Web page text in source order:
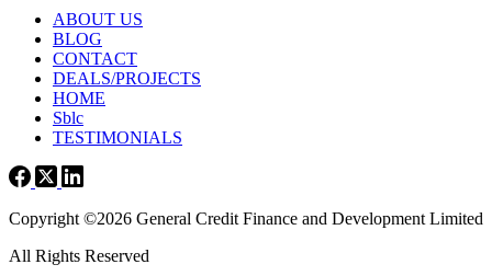
ABOUT US
BLOG
CONTACT
DEALS/PROJECTS
HOME
Sblc
TESTIMONIALS
Copyright ©2026 General Credit Finance and Development Limited
All Rights Reserved